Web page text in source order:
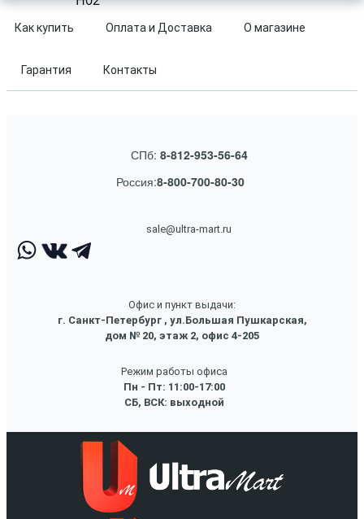
Как купить Оплата и Доставка О магазине
Гарантия Контакты
СПб: 8-812-953-56-64
Россия:8-800-700-80-30
sale@ultra-mart.ru
Офис и пункт выдачи:
г. Санкт-Петербург , ул.Большая Пушкарская,
дом № 20, этаж 2, офис 4-205
Режим работы офиса
Пн - Пт: 11:00-17:00
СБ, ВСК: выходной